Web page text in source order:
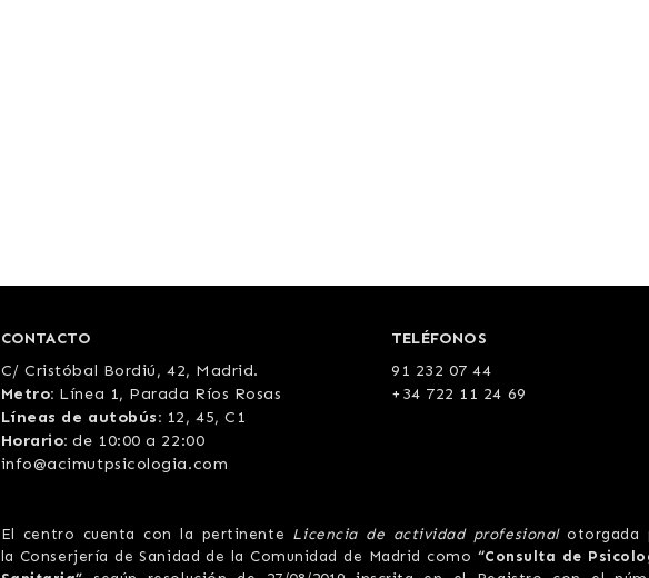
CONTACTO
C/ Cristóbal Bordiú, 42, Madrid.
Metro: Línea 1, Parada Ríos Rosas
Líneas de autobús: 12, 45, C1
Horario: de 10:00 a 22:00
info@acimutpsicologia.com
TELÉFONOS
91 232 07 44
+34 722 11 24 69
El centro cuenta con la pertinente Licencia de actividad profesionalotorgada
la Conserjería de Sanidad de la Comunidad de Madrid como “Consulta de